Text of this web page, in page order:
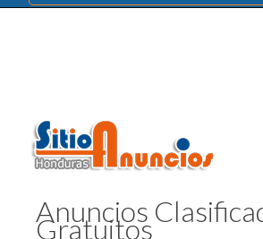
Anuncios
Gratuitos